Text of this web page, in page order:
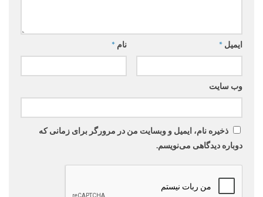
نام * ایمیل *
وب‌ سایت
ذخیره نام، ایمیل و وبسایت من در مرورگر برای زمانی که
دوباره دیدگاهی می‌نویسم.